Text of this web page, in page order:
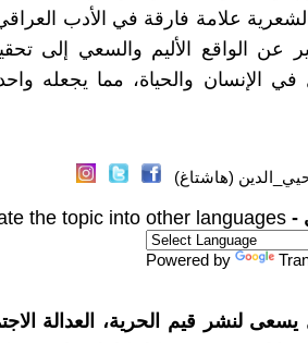
علامة فارقة في الأدب
عن الواقع الأليم والسعي إلى
الإنسان والحياة، مما يجعله
(هاشتاغ)
-
the topic into other languages
Powered by
لنشر قيم الحرية، العدالة